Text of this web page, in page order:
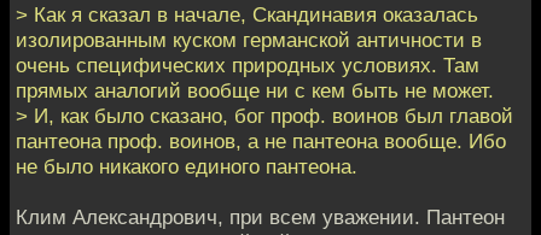
> Как я сказал в начале, Скандинавия оказалась
изолированным куском германской античности в
очень специфических природных условиях. Там
прямых аналогий вообще ни с кем быть не может.
> И, как было сказано, бог проф. воинов был главой
пантеона проф. воинов, а не пантеона вообще. Ибо
не было никакого единого пантеона.
Клим Александрович, при всем уважении. Пантеон